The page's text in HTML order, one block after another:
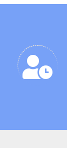
Schlüsseldienst in der Nähe vermitteln